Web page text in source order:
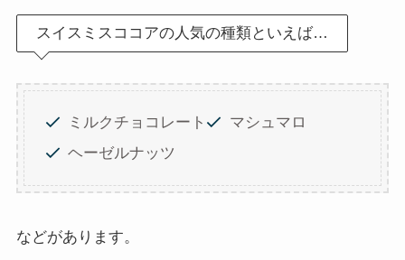
スイスミスココアの人気の種類といえば…
ミルクチョコレート
マシュマロ
ヘーゼルナッツ
などがあります。